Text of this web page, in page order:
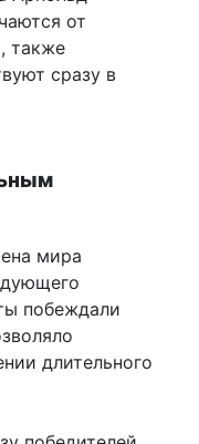
от
также
сразу в
мира
побеждали
длительного